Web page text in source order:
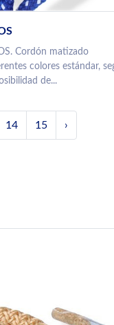
Cordón matizado
colores estándar,
de...
14 15 ›